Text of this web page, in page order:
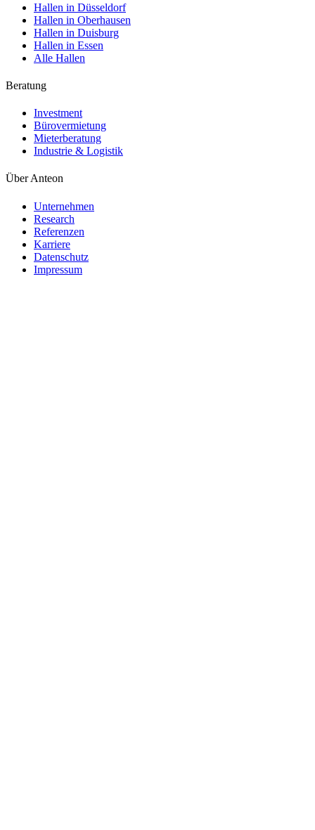
Hallen in Düsseldorf
Hallen in Oberhausen
Hallen in Duisburg
Hallen in Essen
Alle Hallen
Beratung
Investment
Bürovermietung
Mieterberatung
Industrie & Logistik
Über Anteon
Unternehmen
Research
Referenzen
Karriere
Datenschutz
Impressum